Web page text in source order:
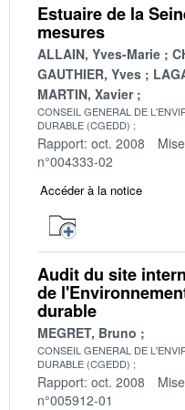
Estuaire de la
mesures
ALLAIN, Yves-Marie
GAUTHIER, Yves
MARTIN, Xavier
CONSEIL GENERAL DE
DURABLE (CGEDD)
Rapport: oct. 2008
n°004333-02
Accéder à la notice
Audit du site
de
durable
MEGRET, Bruno
CONSEIL GENERAL DE
DURABLE (CGEDD)
Rapport: oct. 2008
n°005912-01